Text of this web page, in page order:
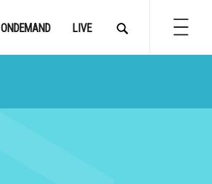
LIVE
ONDEMAND